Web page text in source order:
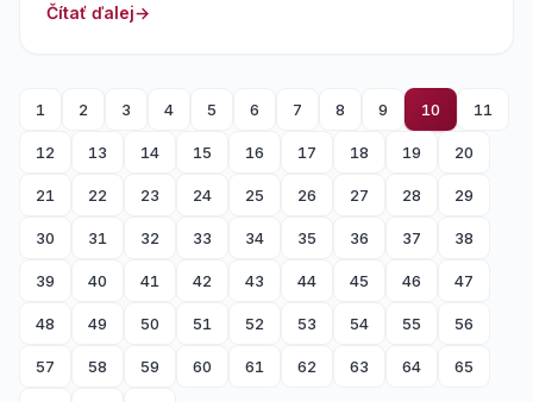
Čítať ďalej
1 2 3 4 5 6 7 8 9 10 11
12 13 14 15 16 17 18 19 20
21 22 23 24 25 26 27 28 29
30 31 32 33 34 35 36 37 38
39 40 41 42 43 44 45 46 47
48 49 50 51 52 53 54 55 56
57 58 59 60 61 62 63 64 65